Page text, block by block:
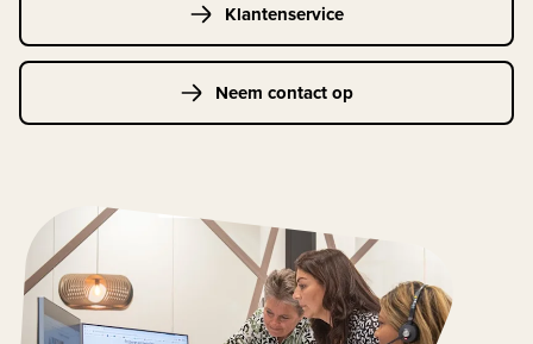
Klantenservice
Neem contact op